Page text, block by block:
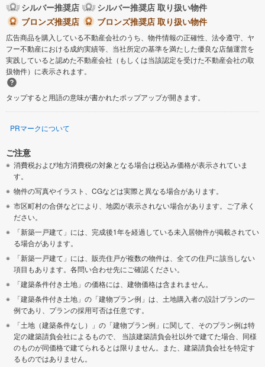
シルバー推奨店
シルバー推奨店 取り扱い物件
ブロンズ推奨店
ブロンズ推奨店 取り扱い物件
広告商品を購入している不動産会社のうち、物件情報の正確性、法令遵守、ヤ
フー不動産における成約実績等、当社所定の基準を満たした優良な店舗運営を
実践していると認めた不動産会社（もしくは当該認定を受けた不動産会社の取
扱物件）に表示されます。
タップすると用語の意味が書かれたポップアップが開きます。
PRマークについて
ご注意
消費税および地方消費税の対象となる場合は税込み価格が表示されていま
す。
物件の写真やイラスト、CGなどは実際と異なる場合があります。
市区町村の合併などにより、地図が表示されない場合があります。ご了承く
ださい。
「新築一戸建て」には、完成後1年を経過している未入居物件が掲載されてい
る場合があります。
「新築一戸建て」には、販売住戸が複数の物件は、全ての住戸に該当しない
項目もあります。各問い合わせ先にご確認ください。
「建築条件付き土地」の価格には、建物価格は含まれません。
「建築条件付き土地」の「建物プラン例」は、土地購入者の設計プランの一
例であり、プランの採用可否は任意です。
「土地（建築条件なし）」の「建物プラン例」に関して、そのプラン例は特
定の建築請負会社によるもので、 当該建築請負会社以外で建てた場合、同様
のものが同価格で建てられるとは限りません。また、建築請負会社を特定す
るものではありません。